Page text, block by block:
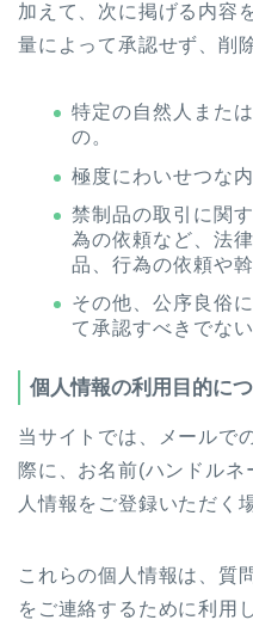
加えて、次に掲げる内容
量によって承認せず、削
特定の自然人また
の。
極度にわいせつな
禁制品の取引に関
為の依頼など、法
品、行為の依頼や
その他、公序良俗
て承認すべきでな
個人情報の利用目的に
当サイトでは、メールで
際に、お名前(ハンドル
人情報をご登録いただく
これらの個人情報は、質
をご連絡するために利用